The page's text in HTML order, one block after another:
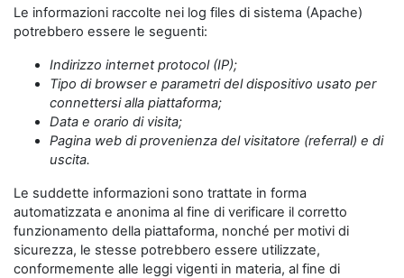
Le informazioni raccolte nei log files di sistema (Apache)
potrebbero essere le seguenti:
Indirizzo internet protocol (IP);
Tipo di browser e parametri del dispositivo usato per
connettersi alla piattaforma;
Data e orario di visita;
Pagina web di provenienza del visitatore (referral) e di
uscita.
Le suddette informazioni sono trattate in forma
automatizzata e anonima al fine di verificare il corretto
funzionamento della piattaforma, nonché per motivi di
sicurezza, le stesse potrebbero essere utilizzate,
conformemente alle leggi vigenti in materia, al fine di